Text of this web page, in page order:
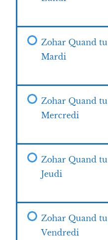
Zohar Quand
Mardi
Zohar Quand
Mercredi
Zohar Quand
Jeudi
Zohar Quand
Vendredi